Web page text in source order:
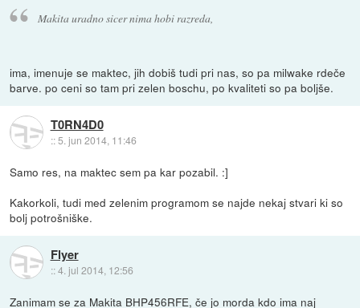
Makita uradno sicer nima hobi razreda,
ima, imenuje se maktec, jih dobiš tudi pri nas, so pa milwake rdeče
barve. po ceni so tam pri zelen boschu, po kvaliteti so pa boljše.
T0RN4D0
::5. jun 2014, 11:46
Samo res, na maktec sem pa kar pozabil. :]
Kakorkoli, tudi med zelenim programom se najde nekaj stvari ki so
bolj potrošniške.
Flyer
::4. jul 2014, 12:56
Zanimam se za Makita BHP456RFE, če jo morda kdo ima naj